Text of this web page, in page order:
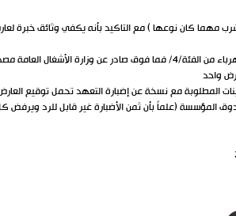
مهما كان نوعها ) مع التاكيد بأنه يكفي وثائق خبرة
واحد
المطلوبة مع نسخة عن إضبارة التعهد تحمل توقيع
آلاف ليرة سورية لاغير إلى صندوق المؤسسة (علماً بأن ثمن الأضبارة غير قابل